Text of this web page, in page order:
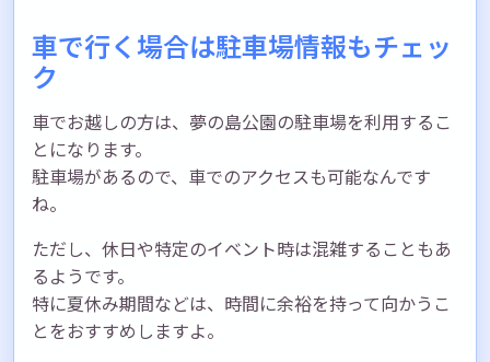
車で行く場合は駐車場情報もチェッ
ク
車でお越しの方は、夢の島公園の駐車場を利用するこ
とになります。
駐車場があるので、車でのアクセスも可能なんです
ね。
ただし、休日や特定のイベント時は混雑することもあ
るようです。
特に夏休み期間などは、時間に余裕を持って向かうこ
とをおすすめしますよ。